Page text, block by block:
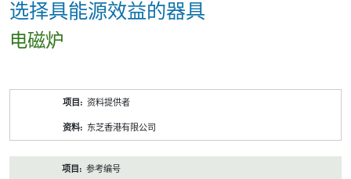
选择具能源效益的器具
电磁炉
资料提供者
东芝香港有限公司
参考编号